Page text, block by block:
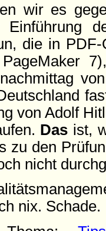
wir es
die in
von Adolf
Das ist,
zu den
nicht
nix. Schade.